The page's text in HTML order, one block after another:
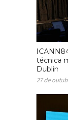
técnica
Dublin
27 de